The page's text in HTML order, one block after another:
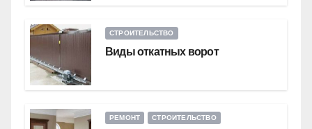
СТРОИТЕЛЬСТВО
Виды откатных ворот
РЕМОНТ СТРОИТЕЛЬСТВО